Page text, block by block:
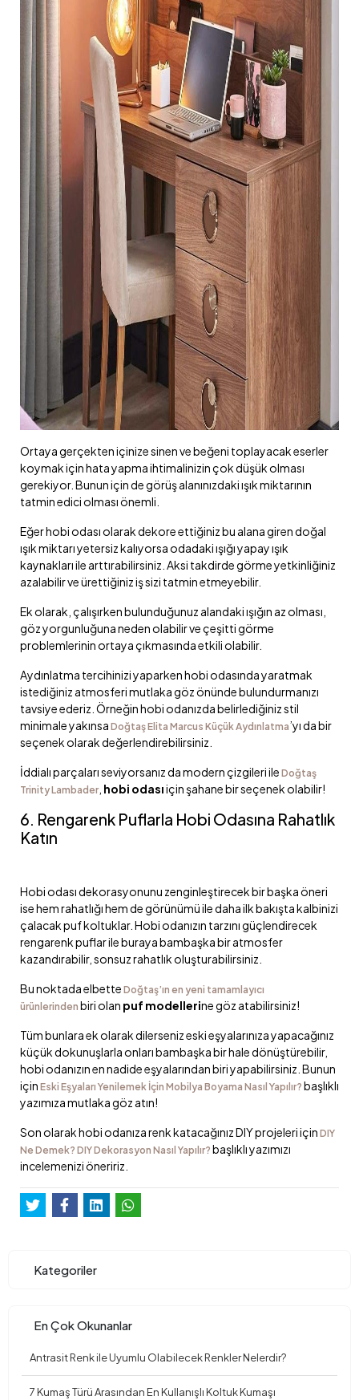
Ortaya gerçekten içinize sinen ve beğeni toplayacak eserler
koymak için hata yapma ihtimalinizin çok düşük olması
gerekiyor. Bunun için de görüş alanınızdaki ışık miktarının
tatmin edici olması önemli.
Eğer hobi odası olarak dekore ettiğiniz bu alana giren doğal
ışık miktarı yetersiz kalıyorsa odadaki ışığı yapay ışık
kaynakları ile arttırabilirsiniz. Aksi takdirde görme yetkinliğiniz
azalabilir ve ürettiğiniz iş sizi tatmin etmeyebilir.
Ek olarak, çalışırken bulunduğunuz alandaki ışığın az olması,
göz yorgunluğuna neden olabilir ve çeşitti görme
problemlerinin ortaya çıkmasında etkili olabilir.
Aydınlatma tercihinizi yaparken hobi odasında yaratmak
istediğiniz atmosferi mutlaka göz önünde bulundurmanızı
tavsiye ederiz. Örneğin hobi odanızda belirlediğiniz stil
minimale yakınsa Doğtaş Elita Marcus Küçük Aydınlatma’yı da bir
seçenek olarak değerlendirebilirsiniz.
İddialı parçaları seviyorsanız da modern çizgileri ile Doğtaş
Trinity Lambader, hobi odasıiçin şahane bir seçenek olabilir!
6. Rengarenk Puflarla Hobi Odasına Rahatlık
Katın
Hobi odası dekorasyonunu zenginleştirecek bir başka öneri
ise hem rahatlığı hem de görünümü ile daha ilk bakışta kalbinizi
çalacak puf koltuklar. Hobi odanızın tarzını güçlendirecek
rengarenk puflar ile buraya bambaşka bir atmosfer
kazandırabilir, sonsuz rahatlık oluşturabilirsiniz.
Bu noktada elbette Doğtaş’ın en yeni tamamlayıcı
ürünlerinden biri olan puf modellerine göz atabilirsiniz!
Tüm bunlara ek olarak dilerseniz eski eşyalarınıza yapacağınız
küçük dokunuşlarla onları bambaşka bir hale dönüştürebilir,
hobi odanızın en nadide eşyalarından biri yapabilirsiniz. Bunun
için Eski Eşyaları Yenilemek İçin Mobilya Boyama Nasıl Yapılır? başlıklı
yazımıza mutlaka göz atın!
Son olarak hobi odanıza renk katacağınız DIY projeleri için DIY
Ne Demek? DIY Dekorasyon Nasıl Yapılır? başlıklı yazımızı
incelemenizi öneririz.
Kategoriler
En Çok Okunanlar
Antrasit Renk ile Uyumlu Olabilecek Renkler Nelerdir?
7 Kumaş Türü Arasından En Kullanışlı Koltuk Kumaşı